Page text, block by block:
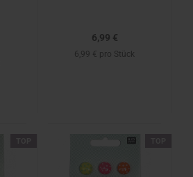
6,99 €
6,99 € pro Stück